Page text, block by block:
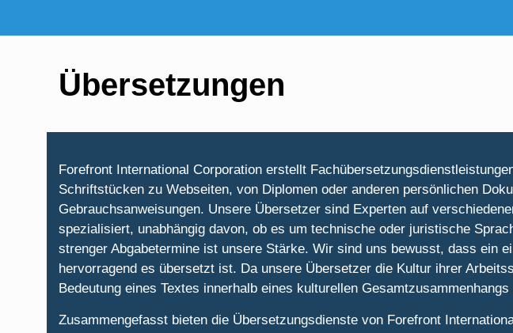
Übersetzungen
Forefront International Corporation erstellt
Schriftstücken zu Webseiten, von Diplomen oder anderen persönlichen
Gebrauchsanweisungen. Unsere Übersetzer sind Experten auf
spezialisiert, unabhängig davon, ob es um technische oder juristische
strenger Abgabetermine ist unsere Stärke. Wir sind uns bewusst, dass ein
hervorragend es übersetzt ist. Da unsere Übersetzer die Kultur ihrer
Bedeutung eines Textes innerhalb eines kulturellen
Zusammengefasst bieten die Übersetzungsdienste von Forefront